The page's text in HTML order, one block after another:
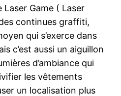
Laser Game ( Laser
continues graffiti,
qui s’exerce dans
c’est aussi un aiguillon
d’ambiance qui
les vêtements
un localisation plus